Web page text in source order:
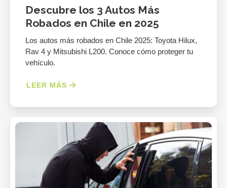
Descubre los 3 Autos Más
Robados en Chile en 2025
Los autos más robados en Chile 2025: Toyota Hilux,
Rav 4 y Mitsubishi L200. Conoce cómo proteger tu
vehículo.
LEER MÁS